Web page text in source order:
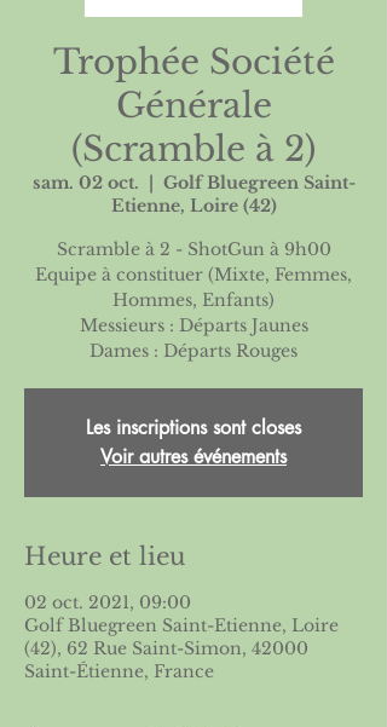
Trophée Société
Générale
(Scramble à 2)
sam. 02 oct.
Golf Bluegreen Saint-
Etienne, Loire (42)
Scramble à 2 - ShotGun à 9h00
Equipe à constituer (Mixte, Femmes,
Hommes, Enfants)
Messieurs : Départs Jaunes
Dames : Départs Rouges
Les inscriptions sont closes
Voir autres événements
Heure et lieu
02 oct. 2021, 09:00
Golf Bluegreen Saint-Etienne, Loire
(42), 62 Rue Saint-Simon, 42000
Saint-Étienne, France